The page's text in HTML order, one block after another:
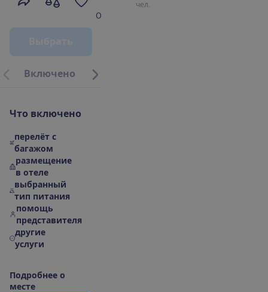
чел.
0
Включено ес
Что включено
перелёт с
багажом
размещение
в отеле
выбранный
тип питания
помощь
представителя
другие
услуги
Подробнее о
месте